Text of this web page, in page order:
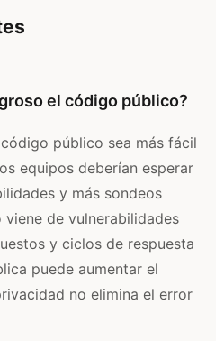
el código público?
público sea más fácil
equipos deberían esperar
y más sondeos
de vulnerabilidades
y ciclos de respuesta
puede aumentar el
no elimina el error